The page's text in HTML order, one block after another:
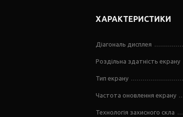
ХАРАКТЕРИСТИКИ
Діагональ дисплея
Роздільна здатність екрану
Тип екрану
Частота оновлення екрану
Технологія захисного скла